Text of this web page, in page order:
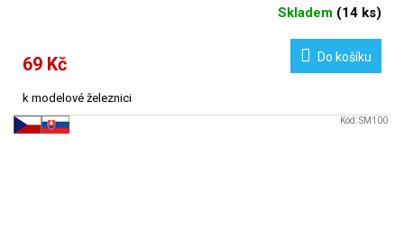
Skladem (14 ks)
69 Kč Do košíku
k modelové železnici
Kód:SM100